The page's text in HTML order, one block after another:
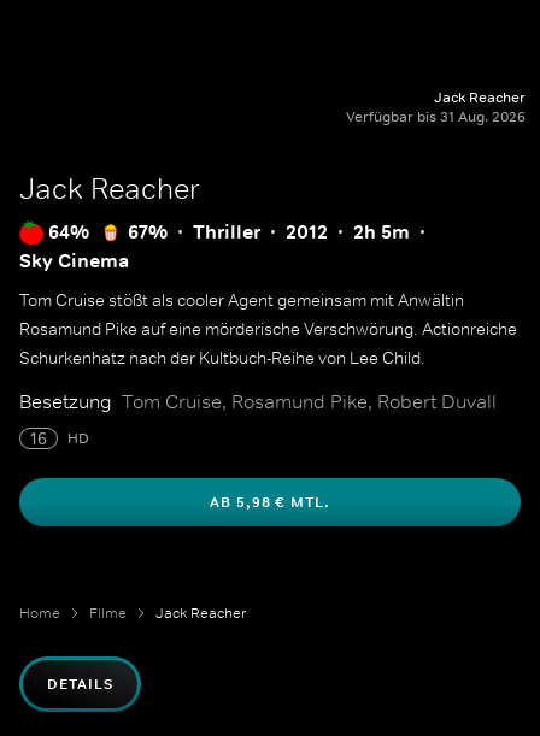
Jack Reacher
Verfügbar bis 31 Aug. 2026
Jack Reacher
64% 67% Thriller 2012
2h 5m
Sky Cinema
Tom Cruise stößt als cooler Agent gemeinsam mit Anwältin
Rosamund Pike auf eine mörderische Verschwörung. Actionreiche
Schurkenhatz nach der Kultbuch-Reihe von Lee Child.
Besetzung Tom Cruise, Rosamund Pike, Robert Duvall
16 HD
AB 5,98 € MTL.
Home Filme Jack Reacher
DETAILS